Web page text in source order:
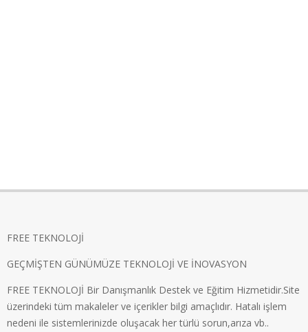
FREE TEKNOLOJİ
GEÇMİŞTEN GÜNÜMÜZE TEKNOLOJİ VE İNOVASYON
FREE TEKNOLOJİ Bir Danışmanlık Destek ve Eğitim Hizmetidir.Site
üzerindeki tüm makaleler ve içerikler bilgi amaçlıdır. Hatalı işlem
nedeni ile sistemlerinizde oluşacak her türlü sorun,arıza vb..